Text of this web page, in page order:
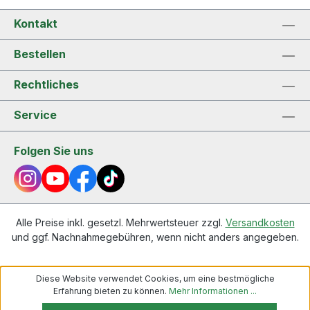
Drainage zu verbessern und Staunässe zu
verhindern. Bambuskohle enthält Mineralstoffe
wie Calcium, Kalium und Magnesium, der pH-
Kontakt
Bestellen
Rechtliches
Service
Folgen Sie uns
Alle Preise inkl. gesetzl. Mehrwertsteuer zzgl. Versandkosten
und ggf. Nachnahmegebühren, wenn nicht anders angegeben.
Diese Website verwendet Cookies, um eine bestmögliche
Erfahrung bieten zu können. Mehr Informationen ...